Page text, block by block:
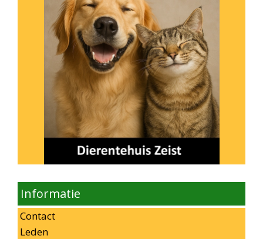
Informatie
Contact
Leden